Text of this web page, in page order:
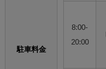
駐車料金
8:00-
20:00